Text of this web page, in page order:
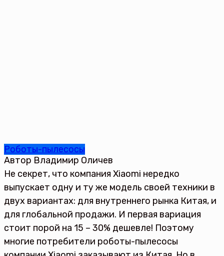
Роботы-пылесосы
Автор Владимир Оличев
Не секрет, что компания Xiaomi нередко
выпускает одну и ту же модель своей техники в
двух вариантах: для внутреннего рынка Китая, и
для глобальной продажи. И первая вариация
стоит порой на 15 – 30% дешевле! Поэтому
многие потребители роботы-пылесосы